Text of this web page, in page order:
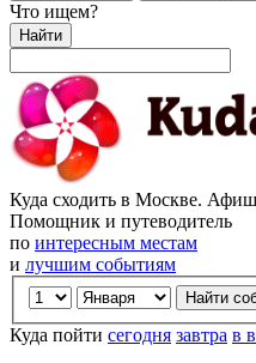
Что ищем?
Найти
Куда сходить в Москве.
Помощник и путеводитель
по интересным местам
и лучшим событиям
Куда пойти сегодня завтра в